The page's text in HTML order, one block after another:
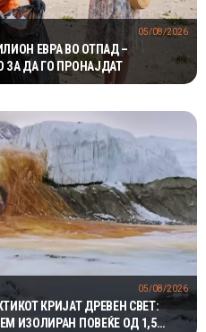
ЕВРА ВО ОТПАД –
ЗА ДА ГО ПРОНАЈДАТ
05/08/2026
КРИЈАТ ДРЕВЕН СВЕТ:
ИЗОЛИРАН ПОВЕЌЕ ОД 1,5
05/08/2026